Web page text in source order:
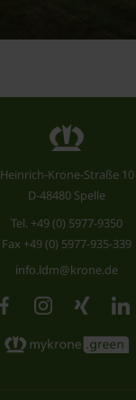
Heinrich-Krone-Straße 10
D-48480 Spelle
Tel. +49 (0) 5977-9350
Fax +49 (0) 5977-935-339
info.ldm@krone.de